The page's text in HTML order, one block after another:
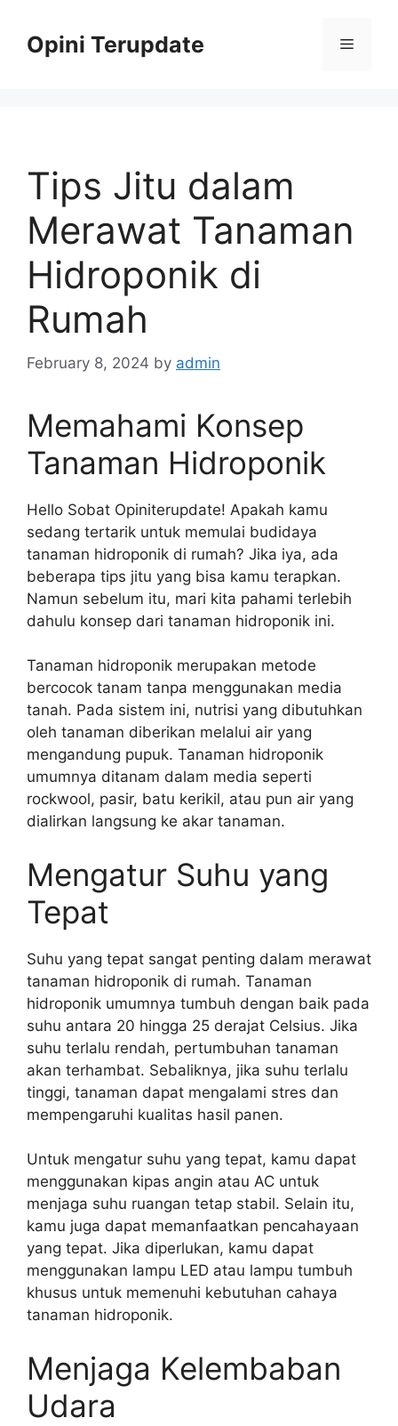
contentOpini Terupdate Menu
Tips Jitu dalam
Merawat Tanaman
Hidroponik di
Rumah
February 8, 2024 by admin
Memahami Konsep
Tanaman Hidroponik
Hello Sobat Opiniterupdate! Apakah kamu
sedang tertarik untuk memulai budidaya
tanaman hidroponik di rumah? Jika iya, ada
beberapa tips jitu yang bisa kamu terapkan.
Namun sebelum itu, mari kita pahami terlebih
dahulu konsep dari tanaman hidroponik ini.
Tanaman hidroponik merupakan metode
bercocok tanam tanpa menggunakan media
tanah. Pada sistem ini, nutrisi yang dibutuhkan
oleh tanaman diberikan melalui air yang
mengandung pupuk. Tanaman hidroponik
umumnya ditanam dalam media seperti
rockwool, pasir, batu kerikil, atau pun air yang
dialirkan langsung ke akar tanaman.
Mengatur Suhu yang
Tepat
Suhu yang tepat sangat penting dalam merawat
tanaman hidroponik di rumah. Tanaman
hidroponik umumnya tumbuh dengan baik pada
suhu antara 20 hingga 25 derajat Celsius. Jika
suhu terlalu rendah, pertumbuhan tanaman
akan terhambat. Sebaliknya, jika suhu terlalu
tinggi, tanaman dapat mengalami stres dan
mempengaruhi kualitas hasil panen.
Untuk mengatur suhu yang tepat, kamu dapat
menggunakan kipas angin atau AC untuk
menjaga suhu ruangan tetap stabil. Selain itu,
kamu juga dapat memanfaatkan pencahayaan
yang tepat. Jika diperlukan, kamu dapat
menggunakan lampu LED atau lampu tumbuh
khusus untuk memenuhi kebutuhan cahaya
tanaman hidroponik.
Menjaga Kelembaban
Udara